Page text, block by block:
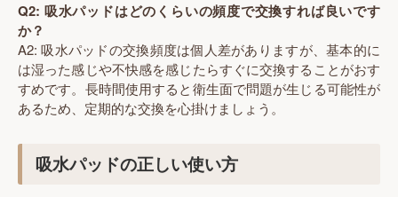
Q2: 吸水パッドはどのくらいの頻度で交換すれば良いです
か？
A2: 吸水パッドの交換頻度は個人差がありますが、基本的に
は湿った感じや不快感を感じたらすぐに交換することがおす
すめです。長時間使用すると衛生面で問題が生じる可能性が
あるため、定期的な交換を心掛けましょう。
吸水パッドの正しい使い方